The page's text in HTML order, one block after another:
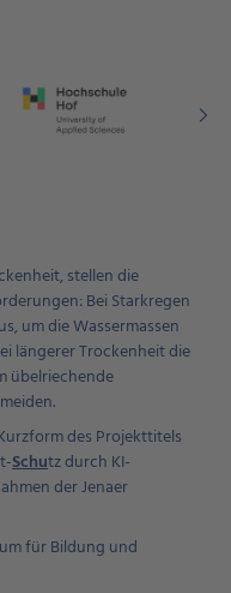
stellen die
Bei Starkregen
um die Wassermassen
längerer Trockenheit die
übelriechende
des Projekttitels
Schutz durch KI-
der Jenaer
für Bildung und